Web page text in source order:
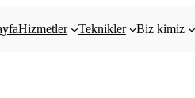
Hizmetler Teknikler Biz kimiz